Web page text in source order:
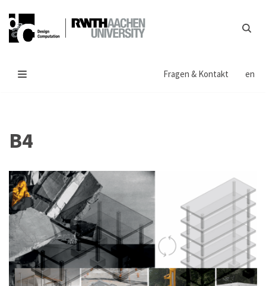
Zum
Inhalt
Fragen & Kontakt
en
B4